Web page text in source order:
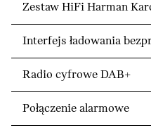
Zestaw HiFi Harman
Interfejs ładowania
Radio cyfrowe DAB+
Połączenie alarmowe